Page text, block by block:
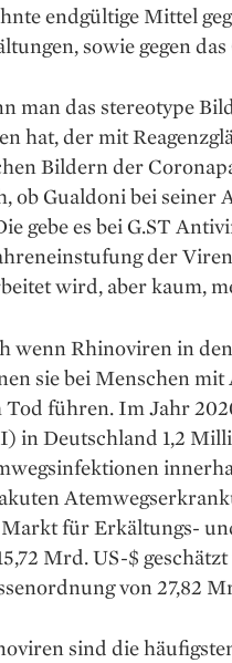
endgültige Mittel
sowie gegen
man das stereotype
hat, der mit
Bildern der
ob Gualdoni bei seiner
gebe es bei G.ST
der
wird, aber kaum,
wenn Rhino­viren in
sie bei Menschen
Tod führen. Im Jahr
in Deutschland 1,2
für Erkältungs-
Mrd. US-$
von 27,82
sind die